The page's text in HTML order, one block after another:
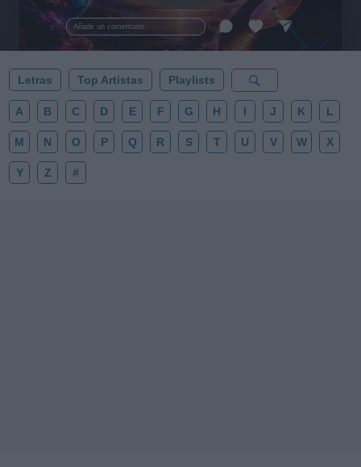
Añadir un comentario ...
al firmamento y siente la gravedad cero. 💾 ¡Guarda
esta colección para tu próxima noche estrellada!
✨⭐
Letras Top Artistas Playlists
A B C D E F G H I J K L
M N O P Q R S T U V W X
Y Z #